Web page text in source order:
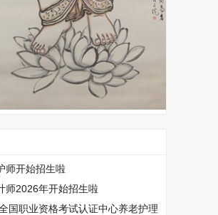
师开始招生啦
师2026年开始招生啦
国职业资格考试认证中心养老护理